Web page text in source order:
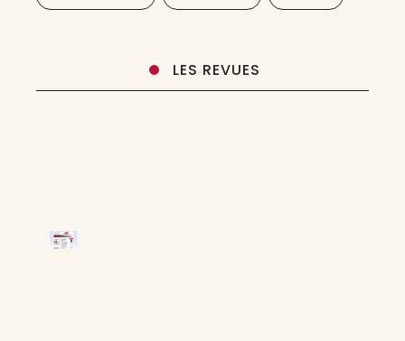
LES REVUES